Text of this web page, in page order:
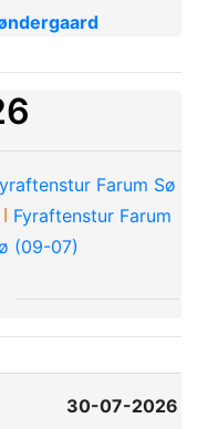
Farum Sø
ǀ Fyraftenstur Farum
(09-07)
30-07-2026